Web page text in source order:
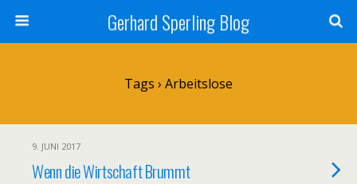
Gerhard Sperling Blog
Tags › Arbeitslose
9. JUNI 2017
Wenn die Wirtschaft Brummt